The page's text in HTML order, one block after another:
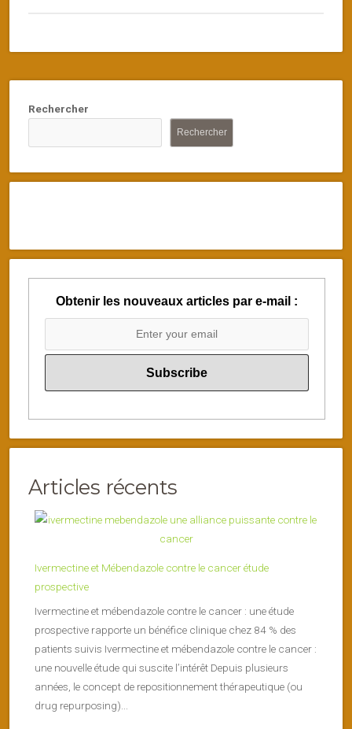
Rechercher
Rechercher
Obtenir les nouveaux articles par e-mail :
Articles récents
Ivermectine et Mébendazole contre le cancer étude
prospective
Ivermectine et mébendazole contre le cancer : une étude
prospective rapporte un bénéfice clinique chez 84 % des
patients suivis Ivermectine et mébendazole contre le cancer :
une nouvelle étude qui suscite l’intérêt Depuis plusieurs
années, le concept de repositionnement thérapeutique (ou
drug repurposing)...